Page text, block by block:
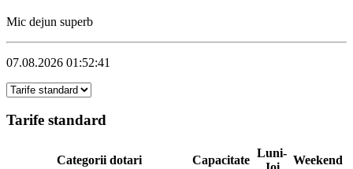
Mic dejun superb
07.08.2026 01:52:41
Tarife standard
Categorii dotari Capacitate
Luni-
Weekend